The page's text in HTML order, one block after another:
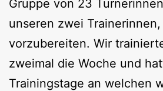
Gruppe von 23
unseren zwei
vorzubereiten. Wir
zweimal die Woche und
Trainingstage an welchen